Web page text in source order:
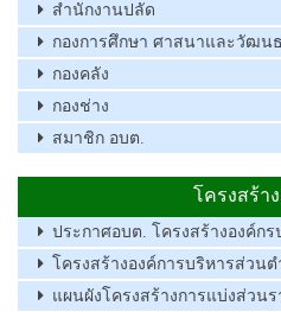
สำนักงานปลัด
กองการศึกษา ศาสนาและวัฒน
กองคลัง
กองช่าง
สมาชิก อบต.
โครงสร้า
ประกาศอบต. โครงสร้างองค์ก
โครงสร้างองค์การบริหารส่วน
แผนผังโครงสร้างการแบ่งส่วน